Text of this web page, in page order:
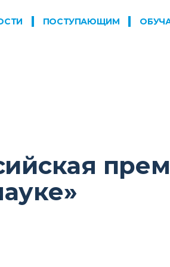
ПОСТУПАЮЩИМ